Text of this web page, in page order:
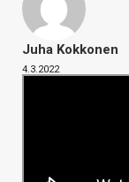
Juha Kokkonen
4.3.2022